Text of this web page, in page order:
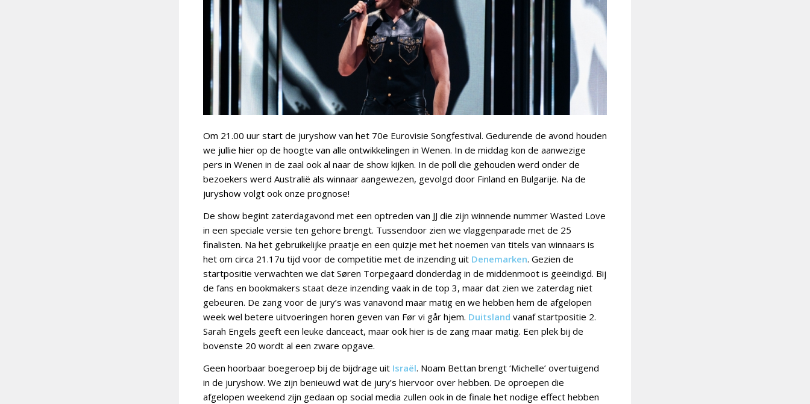
Om 21.00 uur start de juryshow van het 70e Eurovisie Songfestival. Gedurende de avond houden
we jullie hier op de hoogte van alle ontwikkelingen in Wenen. In de middag kon de aanwezige
pers in Wenen in de zaal ook al naar de show kijken. In de poll die gehouden werd onder de
bezoekers werd Australië als winnaar aangewezen, gevolgd door Finland en Bulgarije. Na de
juryshow volgt ook onze prognose!
De show begint zaterdagavond met een optreden van JJ die zijn winnende nummer Wasted Love
in een speciale versie ten gehore brengt. Tussendoor zien we vlaggenparade met de 25
finalisten. Na het gebruikelijke praatje en een quizje met het noemen van titels van winnaars is
het om circa 21.17u tijd voor de competitie met de inzending uit Denemarken. Gezien de
startpositie verwachten we dat Søren Torpegaard donderdag in de middenmoot is geëindigd. Bij
de fans en bookmakers staat deze inzending vaak in de top 3, maar dat zien we zaterdag niet
gebeuren. De zang voor de jury’s was vanavond maar matig en we hebben hem de afgelopen
week wel betere uitvoeringen horen geven van Før vi går hjem. Duitsland vanaf startpositie 2.
Sarah Engels geeft een leuke danceact, maar ook hier is de zang maar matig. Een plek bij de
bovenste 20 wordt al een zware opgave.
Geen hoorbaar boegeroep bij de bijdrage uit Israël. Noam Bettan brengt ‘Michelle’ overtuigend
in de juryshow. We zijn benieuwd wat de jury’s hiervoor over hebben. De oproepen die
afgelopen weekend zijn gedaan op social media zullen ook in de finale het nodige effect hebben